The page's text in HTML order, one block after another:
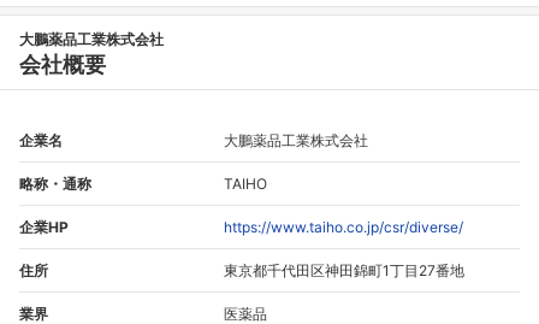
大鵬薬品工業株式会社
会社概要
企業名 大鵬薬品工業株式会社
略称・通称 TAIHO
企業HP https://www.taiho.co.jp/csr/diverse/
住所 東京都千代田区神田錦町1丁目27番地
業界 医薬品